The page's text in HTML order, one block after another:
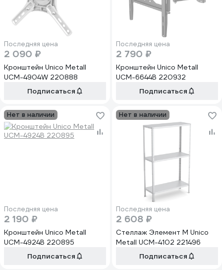
Последняя цена
2 090 ₽
Кронштейн Unico Metall
UCM-4904W 220888
Подписаться
Последняя цена
2 790 ₽
Кронштейн Unico Metall
UCM-6644B 220932
Подписаться
Нет в наличии
Последняя цена
2 190 ₽
Кронштейн Unico Metall
UCM-4924B 220895
Подписаться
Нет в наличии
Последняя цена
2 608 ₽
Стеллаж Элемент М Unico
Metall UCM-4102 221496
Подписаться